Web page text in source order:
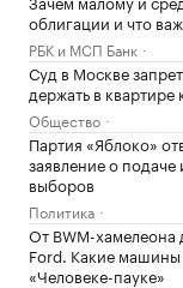
облигации и что
РБК и МСП Банк
Суд в Москве
держать в квартире
Общество
Партия «Яблоко»
заявление о подаче
выборов
Политика
От BWM-хамелеона
Ford. Какие
«Человеке-пауке»